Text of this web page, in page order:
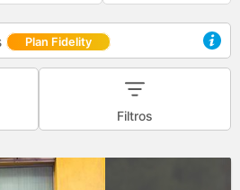
Plan Fidelity
Filtros